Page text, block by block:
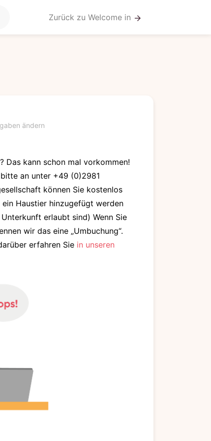
Zurück zu Welcome in arrow_forward
ändern
Das kann schon mal vorkommen!
an unter +49 (0)2981
können Sie kostenlos
Haustier hinzugefügt werden
erlaubt sind) Wenn Sie
wir das eine „Umbuchung“.
erfahren Sie in unseren